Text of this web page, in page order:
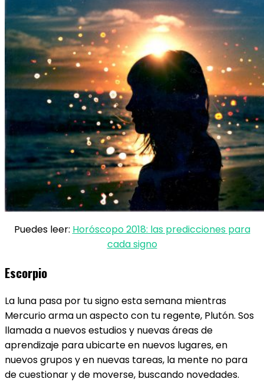
Puedes leer: Horóscopo 2018: las predicciones para
cada signo
Escorpio
La luna pasa por tu signo esta semana mientras
Mercurio arma un aspecto con tu regente, Plutón. Sos
llamada a nuevos estudios y nuevas áreas de
aprendizaje para ubicarte en nuevos lugares, en
nuevos grupos y en nuevas tareas, la mente no para
de cuestionar y de moverse, buscando novedades.